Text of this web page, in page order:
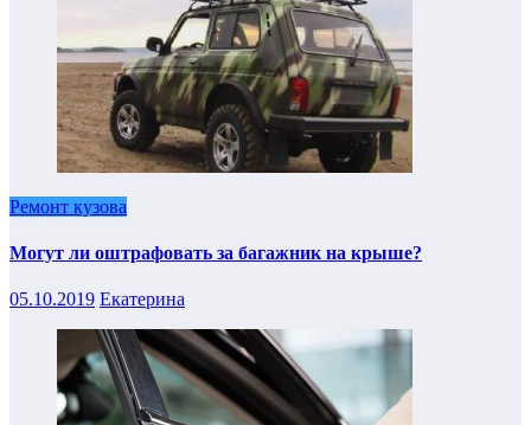
Ремонт кузова
Могут ли оштрафовать за багажник на крыше?
05.10.2019 Екатерина